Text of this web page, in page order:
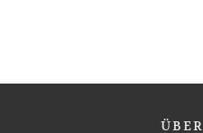
ÜBER